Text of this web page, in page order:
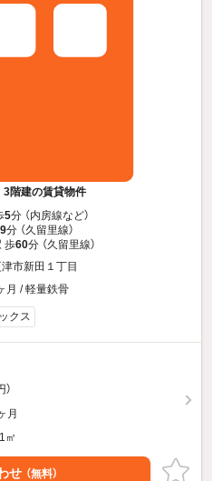
階建の賃貸物件
5分 （内房線など）
分 （久留里線）
歩60分 （久留里線）
市新田１丁目
月 / 軽量鉄骨
クス
月
㎡
せ （無料）